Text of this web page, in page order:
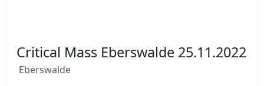
Critical Mass Eberswalde 25.11.2022
Eberswalde